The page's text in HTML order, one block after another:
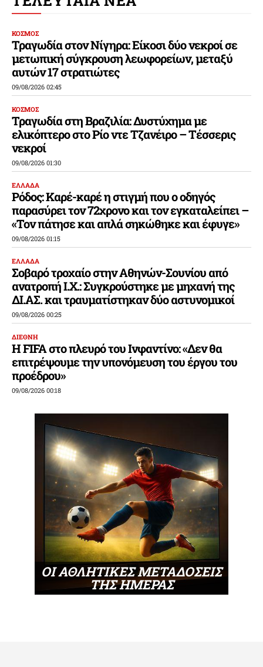
ΚΟΣΜΟΣ
Τραγωδία στον Νίγηρα: Είκοσι δύο νεκροί σε
μετωπική σύγκρουση λεωφορείων, μεταξύ
αυτών 17 στρατιώτες
09/08/2026 02:45
ΚΟΣΜΟΣ
Τραγωδία στη Βραζιλία: Δυστύχημα με
ελικόπτερο στο Ρίο ντε Τζανέιρο – Τέσσερις
νεκροί
09/08/2026 01:30
ΕΛΛΑΔΑ
Ρόδος: Καρέ-καρέ η στιγμή που ο οδηγός
παρασύρει τον 72χρονο και τον εγκαταλείπει –
«Τον πάτησε και απλά σηκώθηκε και έφυγε»
09/08/2026 01:15
ΕΛΛΑΔΑ
Σοβαρό τροχαίο στην Αθηνών-Σουνίου από
ανατροπή Ι.Χ.: Συγκρούστηκε με μηχανή της
ΔΙ.ΑΣ. και τραυματίστηκαν δύο αστυνομικοί
09/08/2026 00:25
ΔΙΕΘΝΗ
Η FIFA στο πλευρό του Ινφαντίνο: «Δεν θα
επιτρέψουμε την υπονόμευση του έργου του
προέδρου»
09/08/2026 00:18
ΟΙ ΑΘΛΗΤΙΚΕΣ ΜΕΤΑΔΟΣΕΙΣ
ΤΗΣ ΗΜΕΡΑΣ